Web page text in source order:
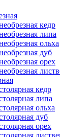
кедр
липа
ольха
дуб
орех
кедр
липа
ольха
дуб
орех